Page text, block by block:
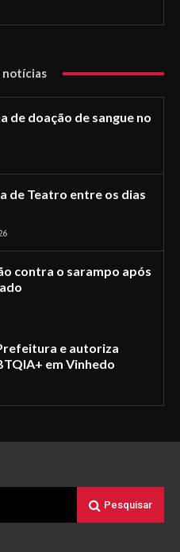
notícias
de doação de sangue no
de Teatro entre os dias
contra o sarampo após
e autoriza
em Vinhedo
Pesquisar